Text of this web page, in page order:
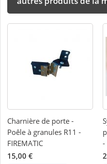
Charnière de porte -
Poêle à granules R11 -
FIREMATIC
15,00 €
-